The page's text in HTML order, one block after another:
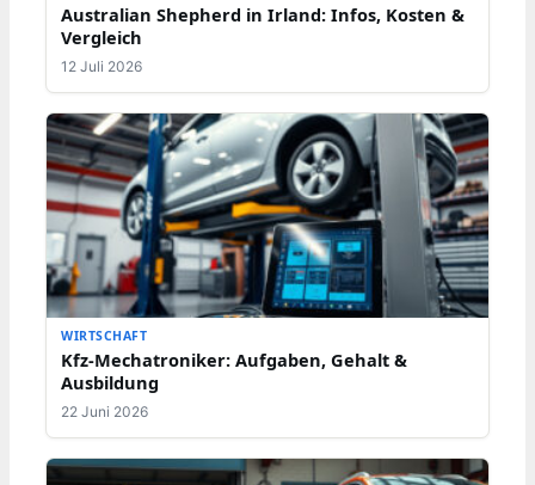
Australian Shepherd in Irland: Infos, Kosten &
Vergleich
12 Juli 2026
WIRTSCHAFT
Kfz-Mechatroniker: Aufgaben, Gehalt &
Ausbildung
22 Juni 2026